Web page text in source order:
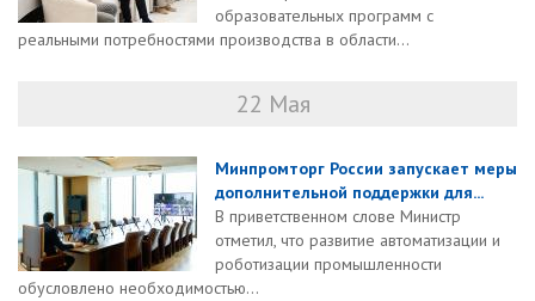
образовательных программ с
реальными потребностями производства в области...
22 Мая
Минпромторг России запускает меры
дополнительной поддержки для...
В приветственном слове Министр
отметил, что развитие автоматизации и
роботизации промышленности
обусловлено необходимостью...